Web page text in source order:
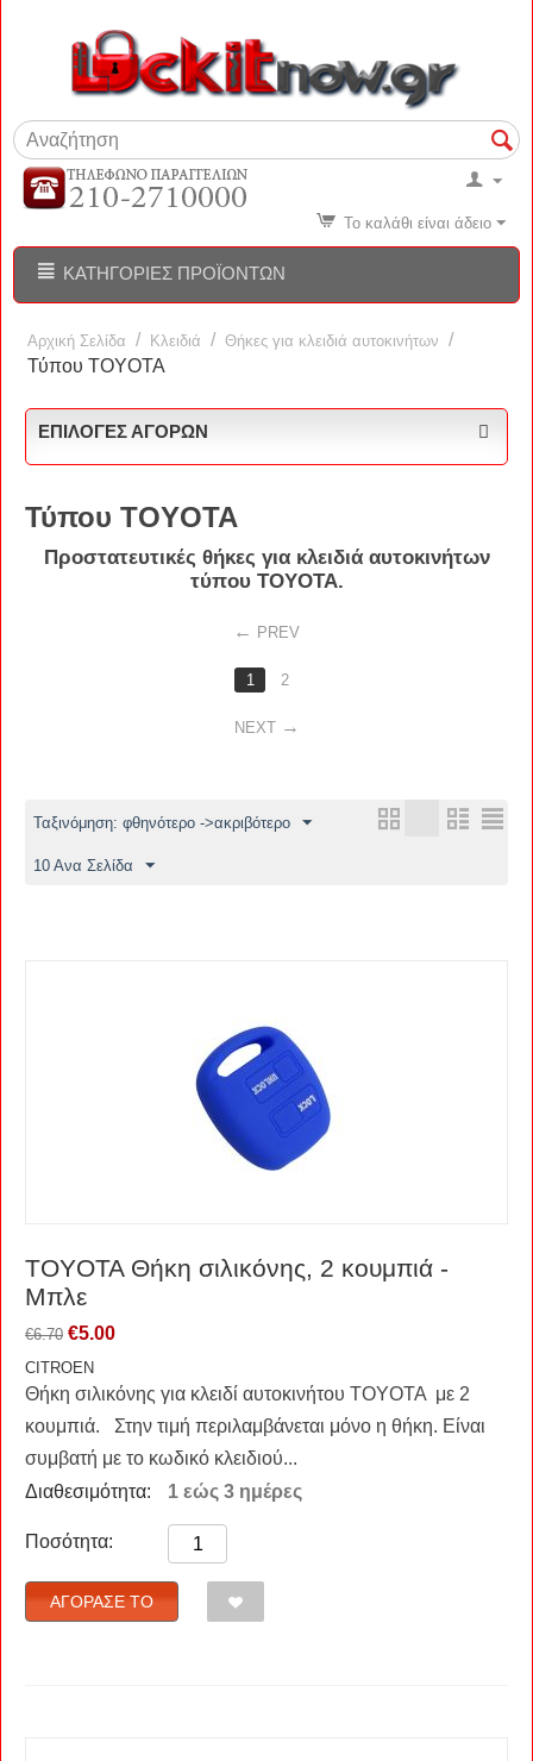
Το καλάθι είναι άδειο
ΚΑΤΗΓΟΡΊΕΣ ΠΡΟΪΌΝΤΩΝ
Αρχική Σελίδα / Κλειδιά / Θήκες για κλειδιά αυτοκινήτων /
Τύπου TOYOTA
ΕΠΙΛΟΓΈΣ ΑΓΟΡΏΝ
Τύπου TOYOTA
Προστατευτικές θήκες για κλειδιά αυτοκινήτων
τύπου TOYOTA.
PREV
1 2
NEXT
Ταξινόμηση: φθηνότερο ->ακριβότερο
10 Ανα Σελίδα
TOYOTA Θήκη σιλικόνης, 2 κουμπιά -
Μπλε
€6.70 €5.00
CITROEN
Θήκη σιλικόνης για κλειδί αυτοκινήτου TOYOTA με 2
κουμπιά. Στην τιμή περιλαμβάνεται μόνο η θήκη. Είναι
συμβατή με το κωδικό κλειδιού...
Διαθεσιμότητα:
1 εώς 3 ημέρες
Ποσότητα:
ΑΓΌΡΑΣΈ ΤΟ